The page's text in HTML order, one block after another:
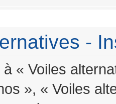
-
« Voiles
», « Voiles